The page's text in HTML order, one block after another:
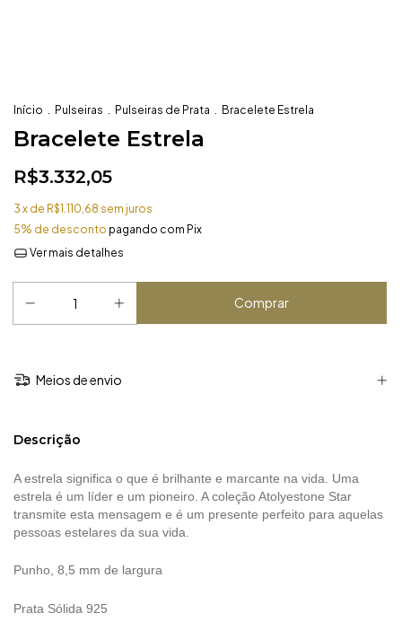
Início . Pulseiras . Pulseiras de Prata . Bracelete Estrela
Bracelete Estrela
R$3.332,05
3 x de R$1.110,68 sem juros
5% de desconto pagando com Pix
Ver mais detalhes
Meios de envio
Descrição
A estrela significa o que é brilhante e marcante na vida. Uma
estrela é um líder e um pioneiro. A coleção Atolyestone Star
transmite esta mensagem e é um presente perfeito para aquelas
pessoas estelares da sua vida.
Punho, 8,5 mm de largura
Prata Sólida 925